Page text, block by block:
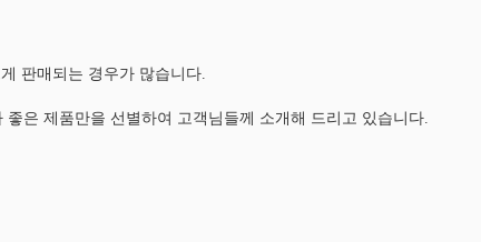
판매되는 경우가 많습니다.
은 제품만을 선별하여 고객님들께 소개해 드리고 있습니다.